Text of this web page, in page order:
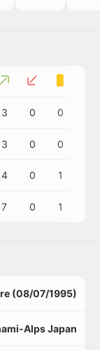
3 0 0
3 0 0
4 0 1
7 0 1
(08/07/1995)
Alps Japan